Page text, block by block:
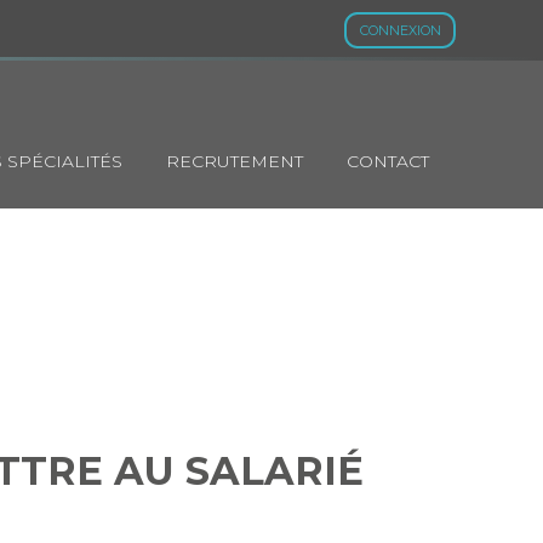
CONNEXION
SPÉCIALITÉS RECRUTEMENT CONTACT
AU SALARIÉ